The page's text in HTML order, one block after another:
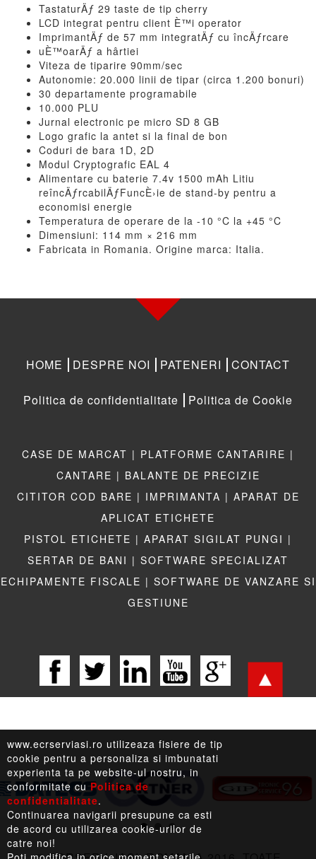
TastaturÄƒ 29 taste de tip cherry
LCD integrat pentru client È™i operator
ImprimantÄƒ de 57 mm integratÄƒ cu încÄƒrcare
uÈ™oarÄƒ a hârtiei
Viteza de tiparire 90mm/sec
Autonomie: 20.000 linii de tipar (circa 1.200 bonuri)
30 departamente programabile
10.000 PLU
Jurnal electronic pe micro SD 8 GB
Logo grafic la antet si la final de bon
Coduri de bara 1D, 2D
Modul Cryptografic EAL 4
Alimentare cu baterie 7.4v 1500 mAh Litiu
reîncÄƒrcabilÄƒFuncÈ›ie de stand-by pentru a
economisi energie
Temperatura de operare de la -10 °C la +45 °C
Dimensiuni: 114 mm × 216 mm
Fabricata in Romania. Origine marca: Italia.
HOME DESPRE NOI PATENERI CONTACT
Politica de confidentialitate Politica de Cookie
CASE DE MARCAT | PLATFORME CANTARIRE |
CANTARE | BALANTE DE PRECIZIE
CITITOR COD BARE | IMPRIMANTA | APARAT DE
APLICAT ETICHETE
PISTOL ETICHETE | APARAT SIGILAT PUNGI |
SERTAR DE BANI | SOFTWARE SPECIALIZAT
ECHIPAMENTE FISCALE | SOFTWARE DE VANZARE SI
GESTIUNE
LEGISLATIE | TERMENI LEGALI | LINKURI UTILE
www.ecrserviasi.ro utilizeaza fisiere de tip
cookie pentru a personaliza si imbunatati
experienta ta pe website-ul nostru, in
conformitate cuPolitica de
confidentialitate.
Continuarea navigarii presupune ca esti
de acord cu utilizarea cookie-urilor de
catre noi!